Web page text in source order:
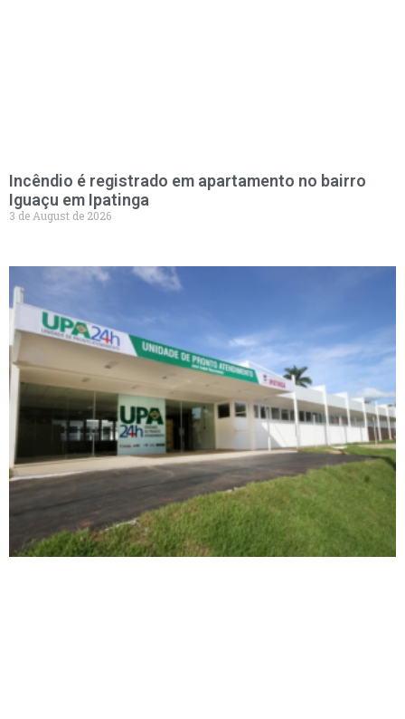
Incêndio é registrado em apartamento no bairro
Iguaçu em Ipatinga
3 de August de 2026